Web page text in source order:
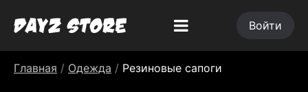
Войти
Главная / Одежда / Резиновые сапоги